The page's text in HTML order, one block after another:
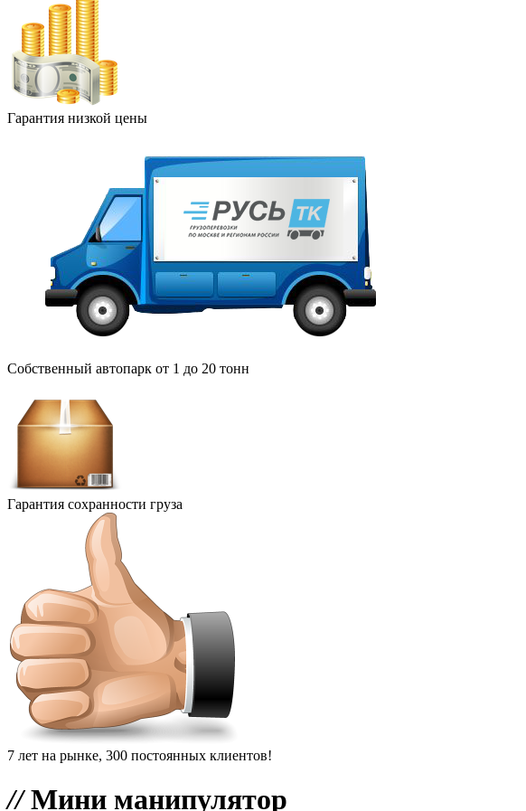
Гарантия низкой цены
Собственный автопарк от 1 до 20 тонн
Гарантия сохранности груза
7 лет на рынке, 300 постоянных клиентов!
//Мини манипулятор